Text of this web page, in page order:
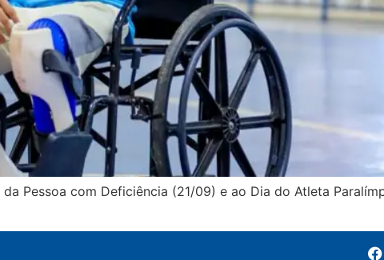
Pessoa com Deficiência (21/09) e ao Dia do Atleta